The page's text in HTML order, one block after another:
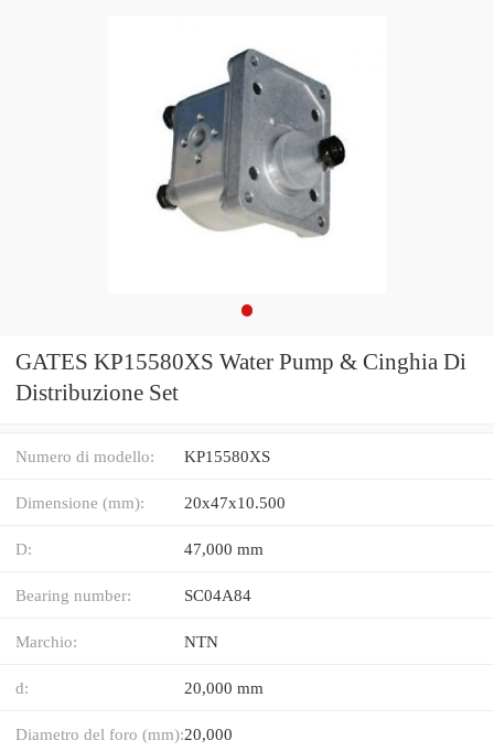
GATES KP15580XS Water Pump & Cinghia Di
Distribuzione Set
Numero di modello: KP15580XS
Dimensione (mm): 20x47x10.500
D: 47,000 mm
Bearing number: SC04A84
Marchio: NTN
d: 20,000 mm
Diametro del foro (mm):20,000